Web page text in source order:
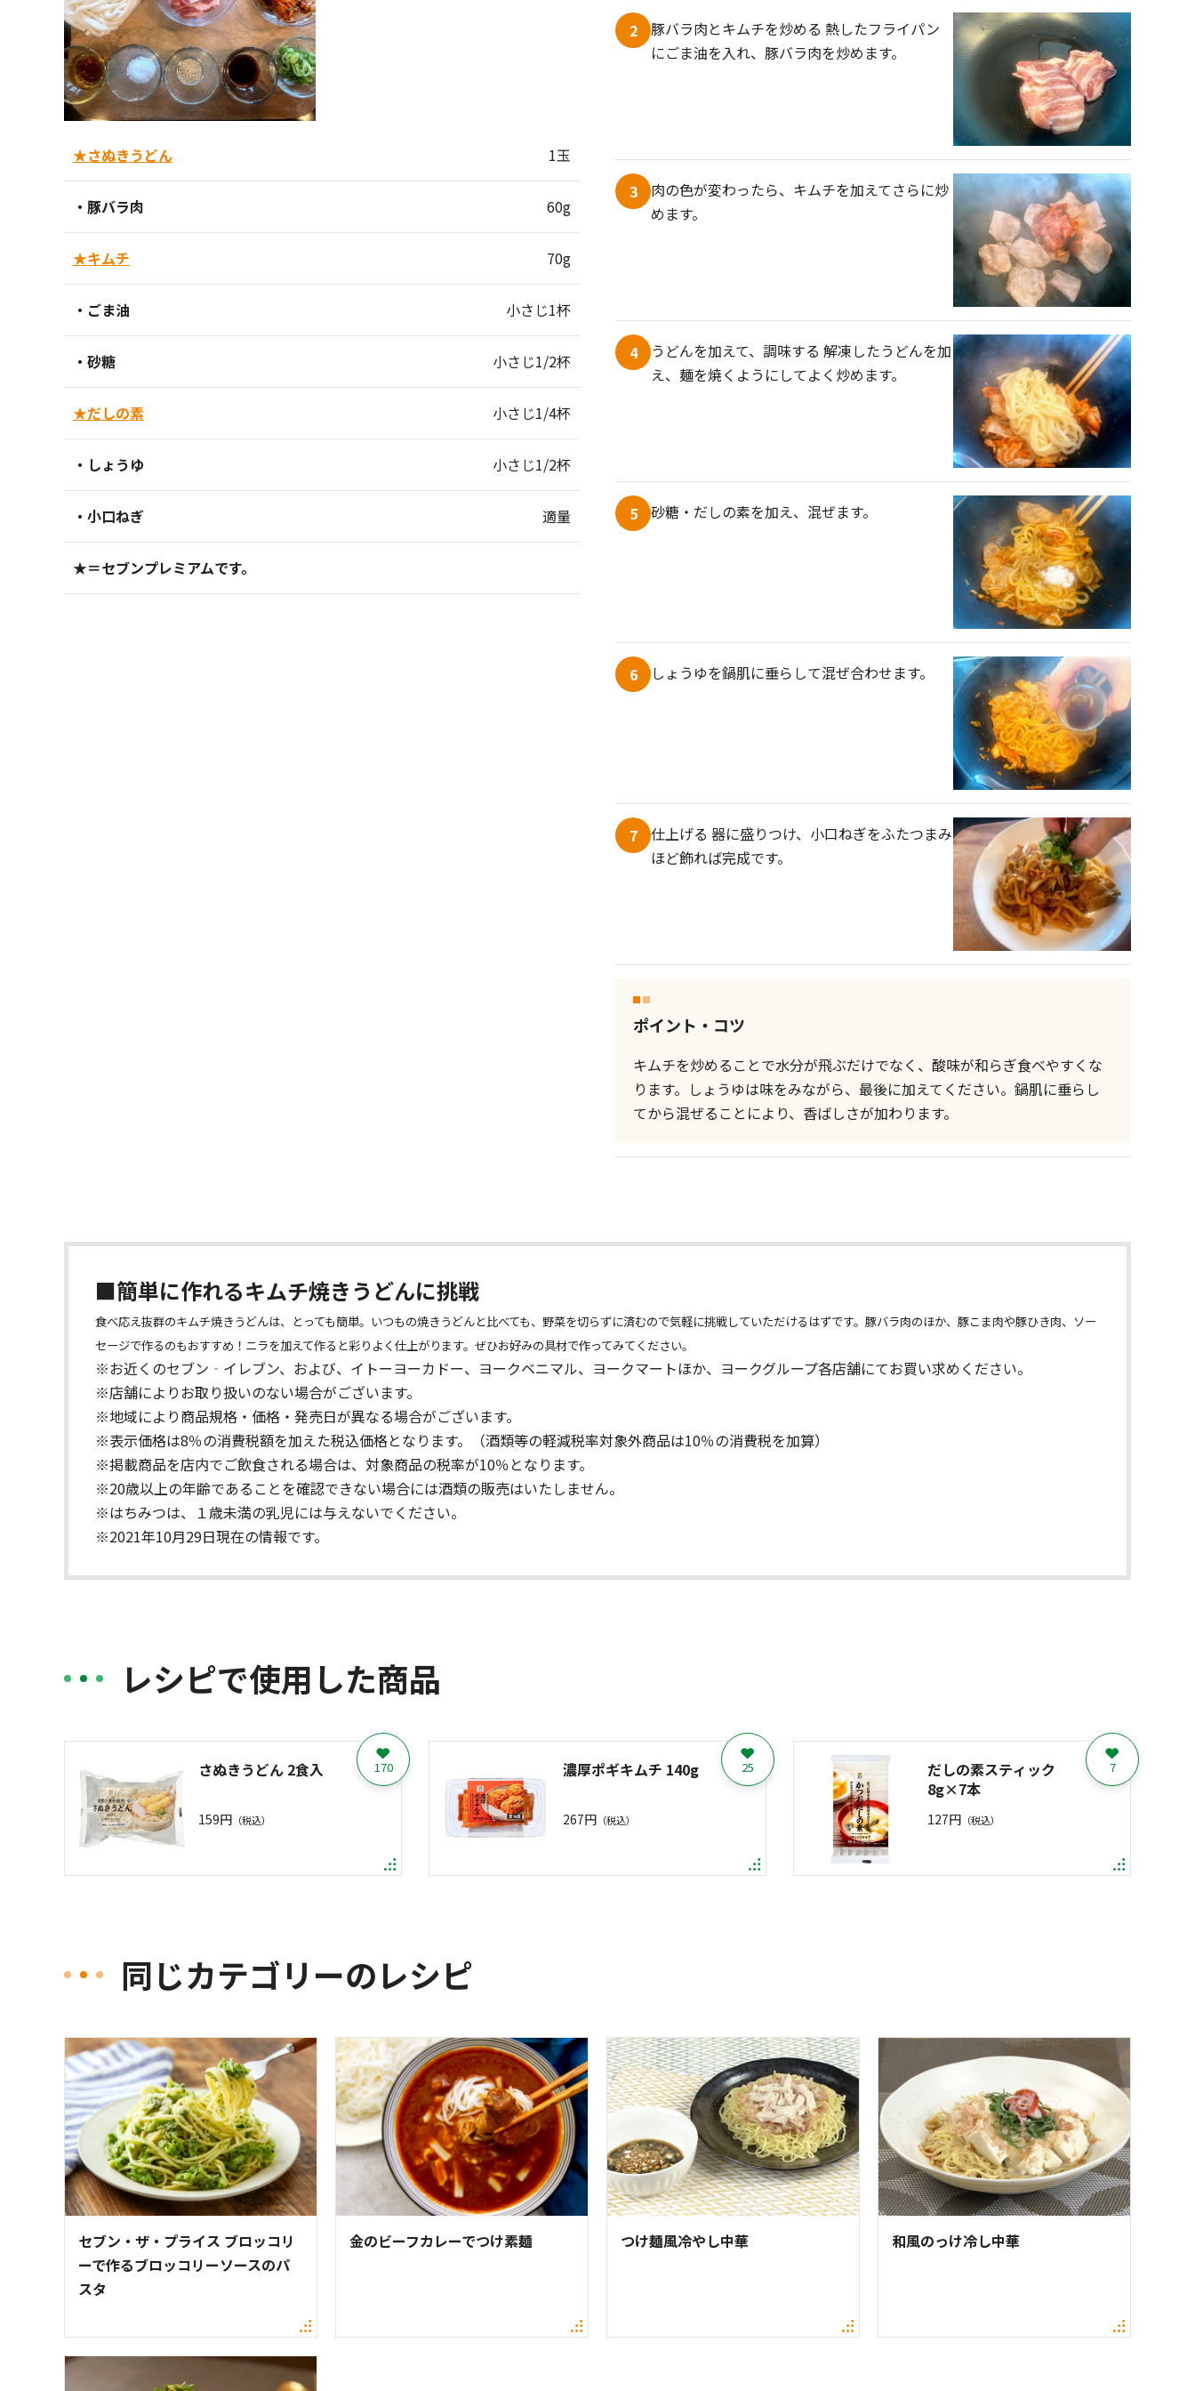
★さぬきうどん 1玉
・豚バラ肉 60g
★キムチ 70g
・ごま油 小さじ1杯
・砂糖 小さじ1/2杯
★だしの素 小さじ1/4杯
・しょうゆ 小さじ1/2杯
・小口ねぎ 適量
★＝セブンプレミアムです。
2
豚バラ肉とキムチを炒める 熱したフライパン
にごま油を入れ、豚バラ肉を炒めます。
3
肉の色が変わったら、キムチを加えてさらに炒
めます。
4
うどんを加えて、調味する 解凍したうどんを加
え、麺を焼くようにしてよく炒めます。
5 砂糖・だしの素を加え、混ぜます。
6 しょうゆを鍋肌に垂らして混ぜ合わせます。
7
仕上げる 器に盛りつけ、小口ねぎをふたつまみ
ほど飾れば完成です。
ポイント・コツ
キムチを炒めることで水分が飛ぶだけでなく、酸味が和らぎ食べやすくな
ります。しょうゆは味をみながら、最後に加えてください。鍋肌に垂らし
てから混ぜることにより、香ばしさが加わります。
■簡単に作れるキムチ焼きうどんに挑戦
食べ応え抜群のキムチ焼きうどんは、とっても簡単。いつもの焼きうどんと比べても、野菜を切らずに済むので気軽に挑戦していただけるはずです。豚バラ肉のほか、豚こま肉や豚ひき肉、ソー
セージで作るのもおすすめ！ニラを加えて作ると彩りよく仕上がります。ぜひお好みの具材で作ってみてください。
※お近くのセブン‐イレブン、および、イトーヨーカドー、ヨークベニマル、ヨークマートほか、ヨークグループ各店舗にてお買い求めください。
※店舗によりお取り扱いのない場合がございます。
※地域により商品規格・価格・発売日が異なる場合がございます。
※表示価格は8％の消費税額を加えた税込価格となります。（酒類等の軽減税率対象外商品は10％の消費税を加算）
※掲載商品を店内でご飲食される場合は、対象商品の税率が10％となります。
※20歳以上の年齢であることを確認できない場合には酒類の販売はいたしません。
※はちみつは、１歳未満の乳児には与えないでください。
※2021年10月29日現在の情報です。
レシピで使用した商品
さぬきうどん 2食入
159円 （税込）
170 濃厚ポギキムチ 140g
267円 （税込）
25
だしの素スティック
8g×7本
127円 （税込）
7
同じカテゴリーのレシピ
セブン・ザ・プライス ブロッコリ
ーで作るブロッコリーソースのパ
スタ
金のビーフカレーでつけ素麺 つけ麺風冷やし中華 和風のっけ冷し中華